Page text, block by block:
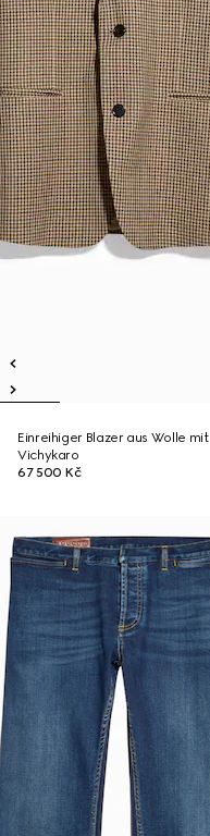
Einreihiger Blazer aus Wolle mit
Vichykaro
67 500 Kč